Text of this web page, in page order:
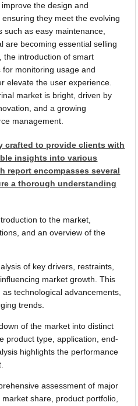
the design and
they meet the evolving
as easy maintenance,
are becoming essential selling
the introduction of smart
monitoring usage and
elevate the user experience.
market is bright, driven by
and a growing
management.
crafted to provide clients with
insights into various
report encompasses several
a thorough understanding
to the market,
and an overview of the
of key drivers, restraints,
market growth. This
technological advancements,
trends.
of the market into distinct
product type, application, end-
highlights the performance
assessment of major
share, product portfolio,